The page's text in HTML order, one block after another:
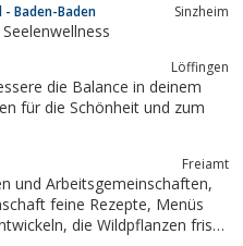
- Baden-Baden Sinzheim
Löffingen
Freiamt
und Arbeitsgemeinschaften,
feine Rezepte, Menüs
frisch